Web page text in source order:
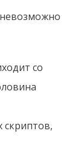
со
скриптов,